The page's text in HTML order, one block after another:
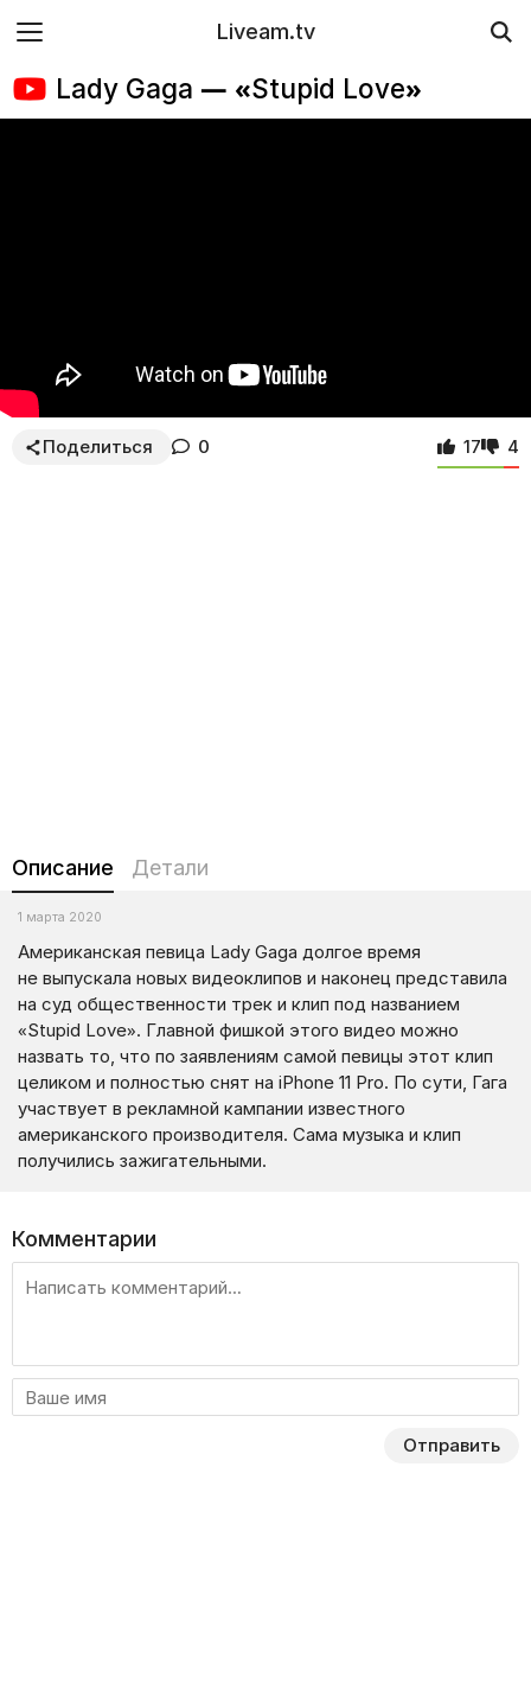
Liveam.tv
Lady Gaga — «Stupid Love»
Поделиться 0 17 4
Описание Детали
1 марта 2020
Американская певица Lady Gaga долгое время
не выпускала новых видеоклипов и наконец представила
на суд общественности трек и клип под названием
«Stupid Love». Главной фишкой этого видео можно
назвать то, что по заявлениям самой певицы этот клип
целиком и полностью снят на iPhone 11 Pro. По сути, Гага
участвует в рекламной кампании известного
американского производителя. Сама музыка и клип
получились зажигательными.
Комментарии
Отправить